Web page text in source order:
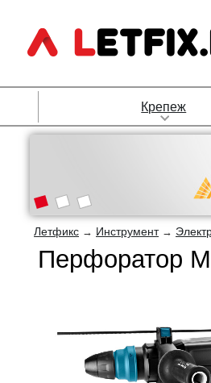
Крепеж
Летфикс → Инструмент →
Перфоратор